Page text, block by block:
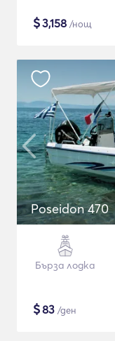
$3,158 /нощ
Poseidon 470
Бърза лодка
$83 /ден